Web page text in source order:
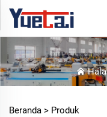
Beranda > Produk